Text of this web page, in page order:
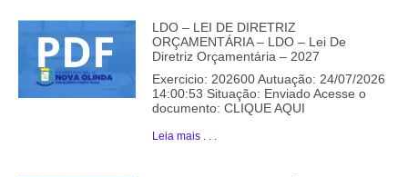
LDO – LEI DE DIRETRIZ
ORÇAMENTÁRIA – LDO – Lei De
Diretriz Orçamentária – 2027
Exercicio: 202600 Autuação: 24/07/2026
14:00:53 Situação: Enviado Acesse o
documento: CLIQUE AQUI
Leia mais . . .